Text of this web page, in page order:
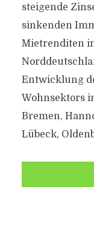
steigende
sinkenden
Mietrenditen
Entwicklung
Wohnsektors
Bremen,
Lübeck,